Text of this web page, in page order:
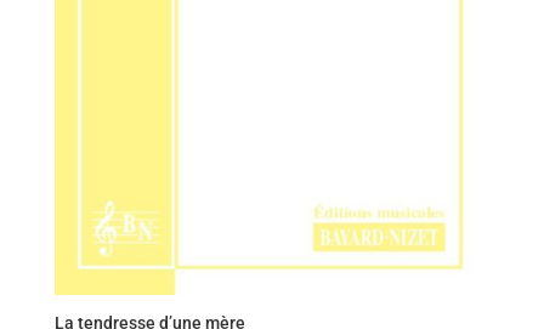
La tendresse d’une mère